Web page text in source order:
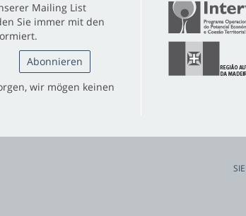
Mailing List
Sie immer mit den
wir mögen keinen